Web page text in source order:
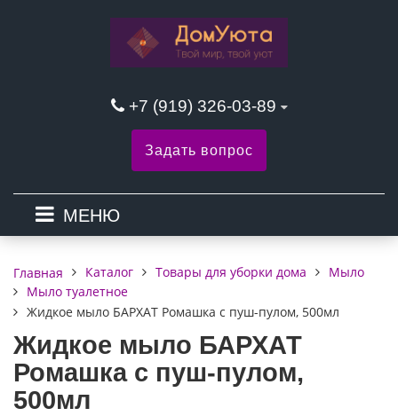
+7 (919) 326-03-89
Задать вопрос
МЕНЮ
Главная Каталог Товары для уборки дома
Мыло
Мыло туалетное
Жидкое мыло БАРХАТ Ромашка с пуш-пулом, 500мл
Жидкое мыло БАРХАТ
Ромашка с пуш-пулом,
500мл